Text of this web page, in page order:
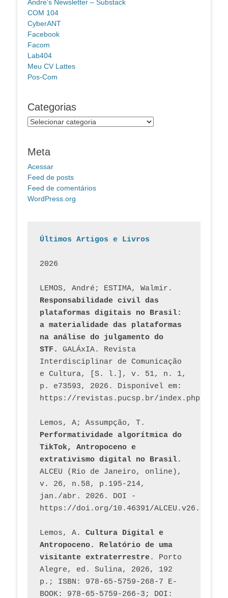
Andre's Newsletter – Substack
COM 104
CyberANT
Facebook
Facom
Lab404
Meu CV Lattes
Pos-Com
Categorias
Categorias
Meta
Acessar
Feed de posts
Feed de comentários
WordPress.org
Últimos Artigos e Livros
2026
Responsabilidade civil das
plataformas digitais no Brasil:
a materialidade das plataformas
na análise do julgamento do
STF.
GALÁxIA. Revista
Interdisciplinar de Comunicação
e Cultura, [S. l.], v. 51, n. 1,
p. e73593, 2026. Disponível em:
Performatividade algorítmica do
TikTok, Antropoceno e
extrativismo digital no Brasil.
ALCEU (Rio de Janeiro, online),
v. 26, n.58, p.195-214,
jan./abr. 2026. DOI -
https://doi.org/10.46391/
Lemos, A. Cultura Digital e
Antropoceno. Relatório de uma
visitante extraterrestre. Porto
Alegre, ed. Sulina, 2026, 192
p.; ISBN: 978-65-5759-268-7 E-
BOOK: 978-65-5759-266-3; DOI: